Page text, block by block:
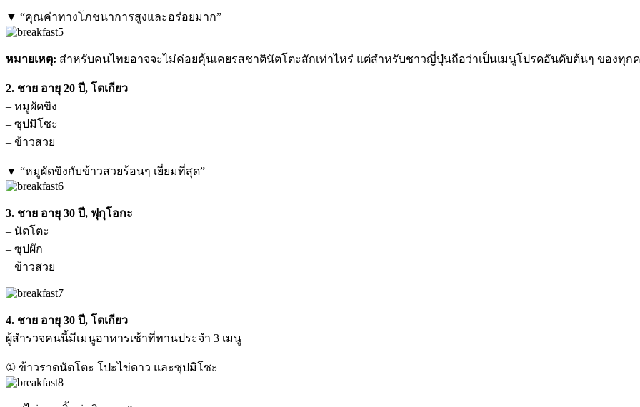
▼ “คุณค่าทางโภชนาการสูงและอร่อยมาก”
หมายเหตุ: สำหรับคนไทยอาจจะไม่ค่อยคุ้นเคยรสชาตินัตโตะสักเท่าไหร่ แต่สำหรับชาวญี่ปุ่นถือว่าเป็นเมนูโปรดอันดับต้นๆ ของทุก
2. ชาย อายุ 20 ปี, โตเกียว
– หมูผัดขิง
– ซุปมิโซะ
– ข้าวสวย
▼ “หมูผัดขิงกับข้าวสวยร้อนๆ เยี่ยมที่สุด”
3. ชาย อายุ 30 ปี, ฟุกุโอกะ
– นัตโตะ
– ซุปผัก
– ข้าวสวย
4. ชาย อายุ 30 ปี, โตเกียว
ผู้สำรวจคนนี้มีเมนูอาหารเช้าที่ทานประจำ 3 เมนู
① ข้าวราดนัตโตะ โปะไข่ดาว และซุปมิโซะ